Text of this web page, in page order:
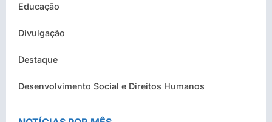
Educação
Divulgação
Destaque
Desenvolvimento Social e Direitos Humanos